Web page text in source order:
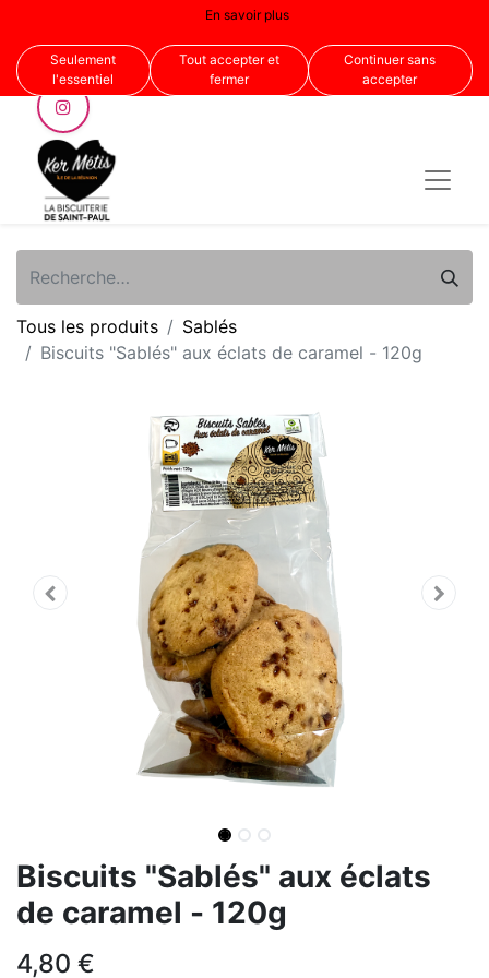
Nous suivre
Tous les produits
Sablés
Biscuits "Sablés" aux éclats de caramel - 120g
Biscuits "Sablés" aux éclats
de caramel - 120g
4,80 €
En savoir plus
Seulement
l'essentiel
Tout accepter et
fermer
Continuer sans
accepter